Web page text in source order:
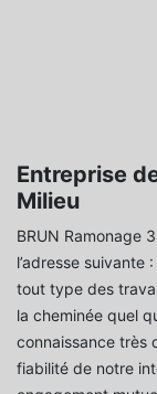
Entreprise
Milieu
BRUN Ramonage
l’adresse suivante
tout type des
la cheminée quel
connaissance très
fiabilité de notre